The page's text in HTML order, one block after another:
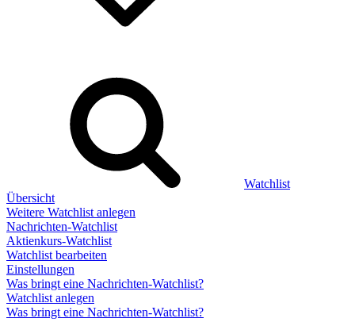
Watchlist
Übersicht
Weitere Watchlist anlegen
Nachrichten-Watchlist
Aktienkurs-Watchlist
Watchlist bearbeiten
Einstellungen
Was bringt eine Nachrichten-Watchlist?
Watchlist anlegen
Was bringt eine Nachrichten-Watchlist?